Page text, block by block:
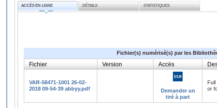
ACCÈS EN LIGNE DÉTAILS STATISTIQUES
Fichier(s) numérisé(s) par les
Fichier Version Accès
VAR-58471-1001 26-02-
2018 09-54-39 abbyy.pdf
Demander un
tiré à part
or